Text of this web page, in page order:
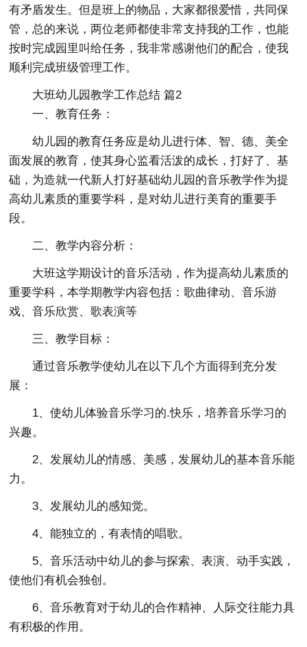
有矛盾发生。但是班上的物品，大家都很爱惜，共同保
管，总的来说，两位老师都使非常支持我的工作，也能
按时完成园里叫给任务，我非常感谢他们的配合，使我
顺利完成班级管理工作。
大班幼儿园教学工作总结 篇2
一、教育任务：
幼儿园的教育任务应是幼儿进行体、智、德、美全
面发展的教育，使其身心监看活泼的成长，打好了、基
础，为造就一代新人打好基础幼儿园的音乐教学作为提
高幼儿素质的重要学科，是对幼儿进行美育的重要手
段。
二、教学内容分析：
大班这学期设计的音乐活动，作为提高幼儿素质的
重要学科，本学期教学内容包括：歌曲律动、音乐游
戏、音乐欣赏、歌表演等
三、教学目标：
通过音乐教学使幼儿在以下几个方面得到充分发
展：
1、使幼儿体验音乐学习的.快乐，培养音乐学习的
兴趣。
2、发展幼儿的情感、美感，发展幼儿的基本音乐能
力。
3、发展幼儿的感知觉。
4、能独立的，有表情的唱歌。
5、音乐活动中幼儿的参与探索、表演、动手实践，
使他们有机会独创。
6、音乐教育对于幼儿的合作精神、人际交往能力具
有积极的作用。